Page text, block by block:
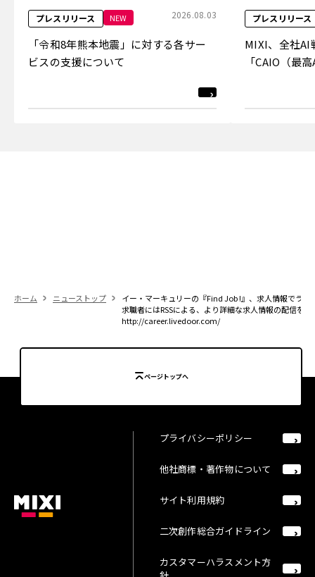
プレスリリース NEW 2026.08.03
「令和8年熊本地震」に対する各サー
ビスの支援について
プレスリリース
MIXI、全社AI
「CAIO（最
ホーム ニューストップ
イー・マーキュリーの『Find Job !』、求人情報でライ
求職者にはRSSによる、より詳細な求人情報の配信を開
http://career.livedoor.com/
ページトップへ
プライバシーポリシー
他社商標・著作物について
サイト利用規約
二次創作総合ガイドライン
カスタマーハラスメント方